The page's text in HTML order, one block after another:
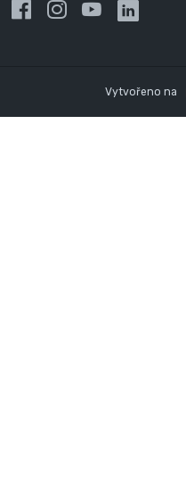
Vytvořeno na